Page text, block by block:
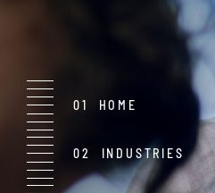
HOME
INDUSTRIES